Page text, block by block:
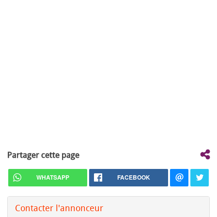
Partager cette page
WHATSAPP FACEBOOK
Contacter l'annonceur